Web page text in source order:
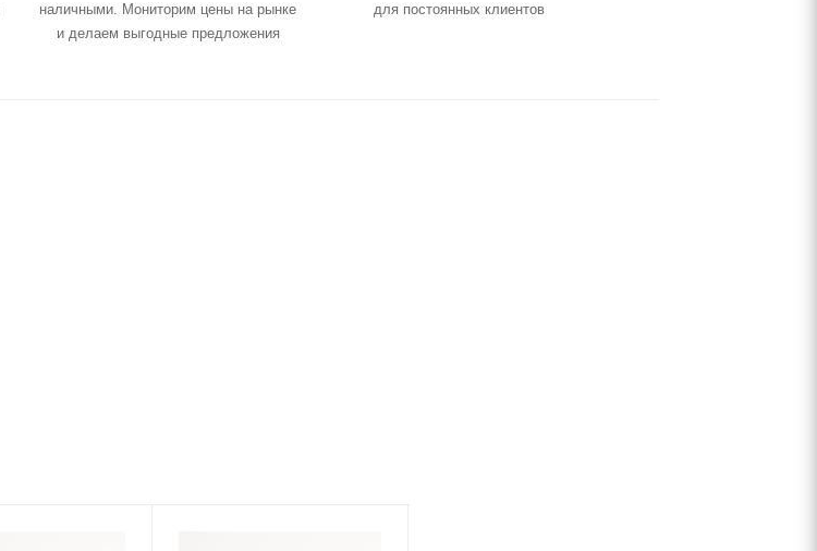
наличными. Мониторим цены на рынке
и делаем выгодные предложения
для постоянных клиентов